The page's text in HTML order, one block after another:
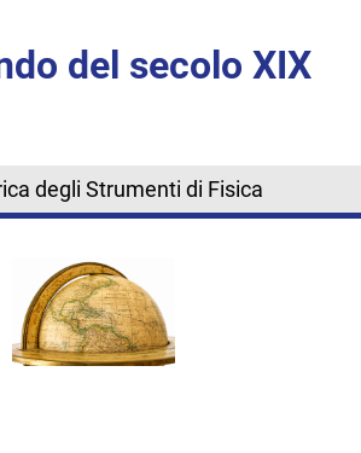
del secolo XIX
degli Strumenti di Fisica